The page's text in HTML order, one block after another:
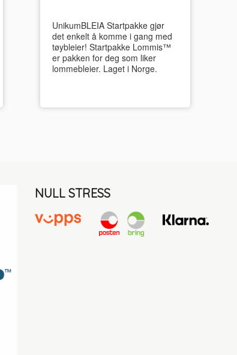
UnikumBLEIA Startpakke gjør
det enkelt å komme i gang med
tøybleier! Startpakke Lommis™
er pakken for deg som liker
lommebleier. Laget i Norge.
NULL STRESS